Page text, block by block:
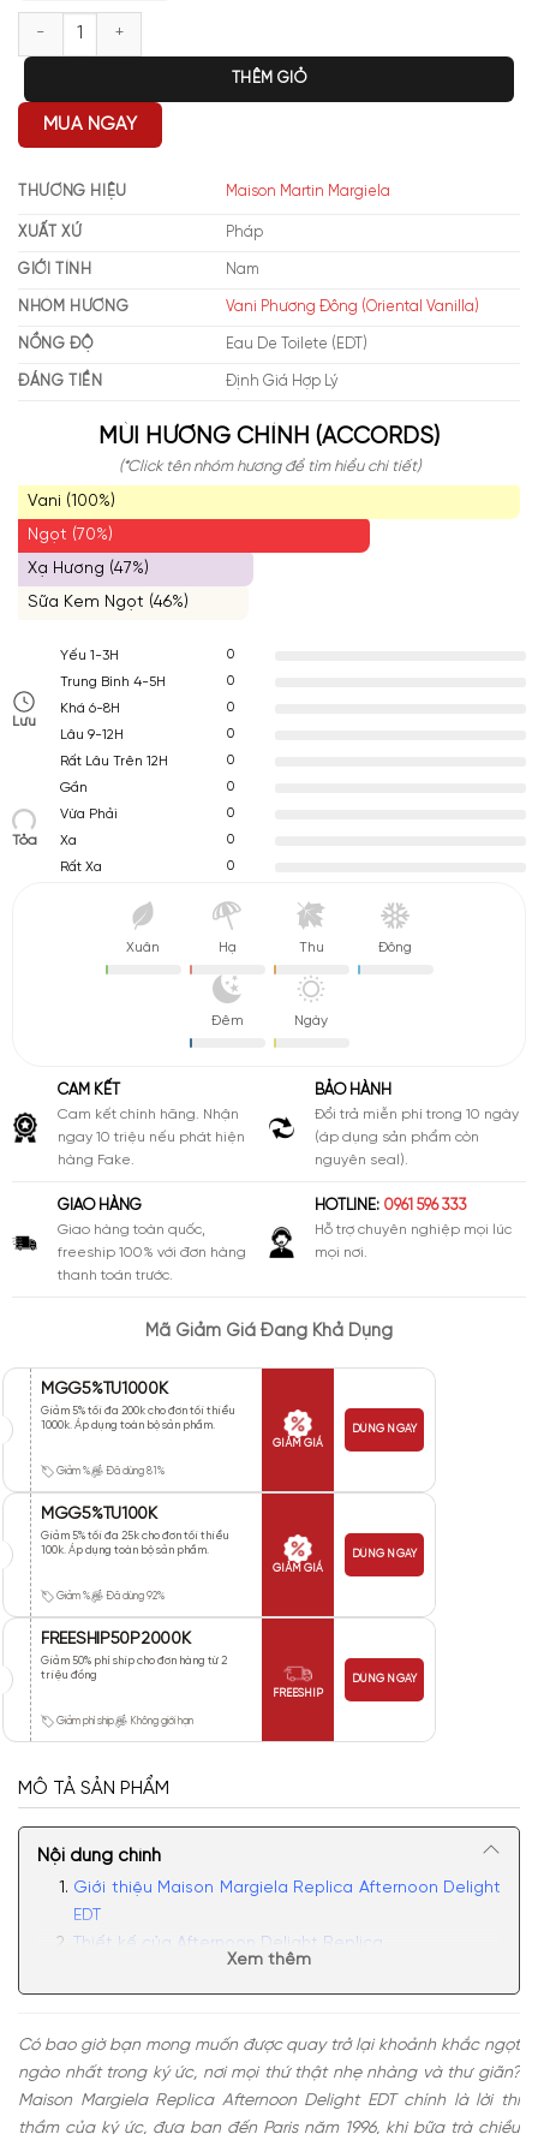
Maison Margiela Replica Afternoon Delight EDT số lượng
THÊM GIỎ
MUA NGAY
THƯƠNG HIỆU Maison Martin Margiela
XUẤT XỨ Pháp
GIỚI TÍNH Nam
NHÓM HƯƠNG Vani Phương Đông (Oriental Vanilla)
NỒNG ĐỘ Eau De Toilete (EDT)
ĐÁNG TIỀN Định Giá Hợp Lý
MÙI HƯƠNG CHÍNH (ACCORDS)
(*Click tên nhóm hương để tìm hiểu chi tiết)
Vani (100%)
Ngọt (70%)
Xạ Hương (47%)
Sữa Kem Ngọt (46%)
Lưu
Yếu 1-3H
0
Trung Bình 4-5H
0
Khá 6-8H
0
Lâu 9-12H
0
Rất Lâu Trên 12H
0
Tỏa
Gần
0
Vừa Phải
0
Xa
0
Rất Xa
0
Xuân Hạ Thu Đông
Đêm Ngày
CAM KẾT
Cam kết chính hãng. Nhận
ngay 10 triệu nếu phát hiện
hàng Fake.
BẢO HÀNH
Đổi trả miễn phí trong 10 ngày
(áp dụng sản phẩm còn
nguyên seal).
GIAO HÀNG
Giao hàng toàn quốc,
freeship 100% với đơn hàng
thanh toán trước.
HOTLINE: 0961 596 333
Hỗ trợ chuyên nghiệp mọi lúc
mọi nơi.
Mã Giảm Giá Đang Khả Dụng
MGG5%TU1000K
Giảm 5% tối đa 200k cho đơn tối thiểu
1000k. Áp dụng toàn bộ sản phẩm.
Giảm % Đã dùng 81%
GIẢM GIÁ
DÙNG NGAY
MGG5%TU100K
Giảm 5% tối đa 25k cho đơn tối thiểu
100k. Áp dụng toàn bộ sản phẩm.
Giảm % Đã dùng 92%
GIẢM GIÁ
DÙNG NGAY
FREESHIP50P2000K
Giảm 50% phí ship cho đơn hàng từ 2
triệu đồng
Giảm phí ship Không giới hạn
FREESHIP
DÙNG NGAY
MÔ TẢ SẢN PHẨM
Nội dung chính
Giới thiệu Maison Margiela Replica Afternoon Delight
EDT
Thiết kế của Afternoon Delight Replica
Có nên mua nước hoa unisex Maison Margiela
Xem thêm
Có bao giờ bạn mong muốn được quay trở lại khoảnh khắc ngọt
ngào nhất trong ký ức, nơi mọi thứ thật nhẹ nhàng và thư giãn?
Maison Margiela Replica Afternoon Delight EDT chính là lời thì
thầm của ký ức, đưa bạn đến Paris năm 1996, khi bữa trà chiều